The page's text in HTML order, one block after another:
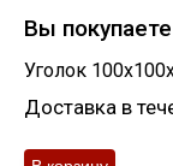
Вы покупаете
Уголок
Доставка в